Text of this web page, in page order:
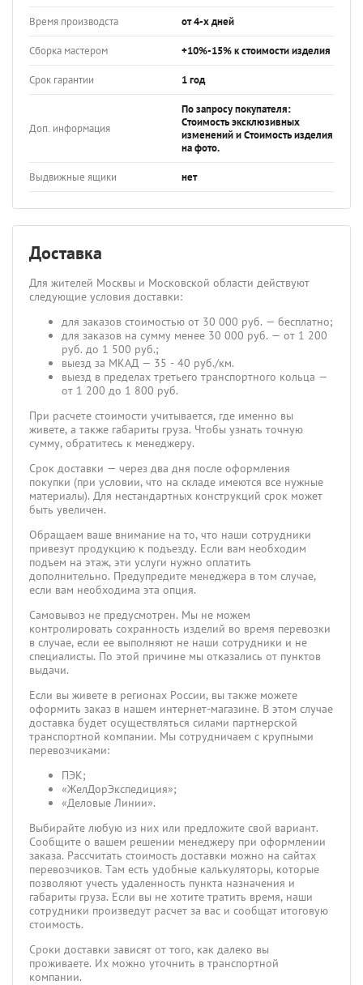
Время производста от 4-х дней
Сборка мастером +10%-15% к стоимости изделия
Срок гарантии 1 год
Доп. информация
По запросу покупателя:
Стоимость эксклюзивных
изменений и Стоимость изделия
на фото.
Выдвижные ящики нет
Доставка
Для жителей Москвы и Московской области действуют
следующие условия доставки:
для заказов стоимостью от 30 000 руб. — бесплатно;
для заказов на сумму менее 30 000 руб. — от 1 200
руб. до 1 500 руб.;
выезд за МКАД — 35 - 40 руб./км.
выезд в пределах третьего транспортного кольца —
от 1 200 до 1 800 руб.
При расчете стоимости учитывается, где именно вы
живете, а также габариты груза. Чтобы узнать точную
сумму, обратитесь к менеджеру.
Срок доставки — через два дня после оформления
покупки (при условии, что на складе имеются все нужные
материалы). Для нестандартных конструкций срок может
быть увеличен.
Обращаем ваше внимание на то, что наши сотрудники
привезут продукцию к подъезду. Если вам необходим
подъем на этаж, эти услуги нужно оплатить
дополнительно. Предупредите менеджера в том случае,
если вам необходима эта опция.
Самовывоз не предусмотрен. Мы не можем
контролировать сохранность изделий во время перевозки
в случае, если ее выполняют не наши сотрудники и не
специалисты. По этой причине мы отказались от пунктов
выдачи.
Если вы живете в регионах России, вы также можете
оформить заказ в нашем интернет-магазине. В этом случае
доставка будет осуществляться силами партнерской
транспортной компании. Мы сотрудничаем с крупными
перевозчиками:
ПЭК;
«ЖелДорЭкспедиция»;
«Деловые Линии».
Выбирайте любую из них или предложите свой вариант.
Сообщите о вашем решении менеджеру при оформлении
заказа. Рассчитать стоимость доставки можно на сайтах
перевозчиков. Там есть удобные калькуляторы, которые
позволяют учесть удаленность пункта назначения и
габариты груза. Если вы не хотите тратить время, наши
сотрудники произведут расчет за вас и сообщат итоговую
стоимость.
Сроки доставки зависят от того, как далеко вы
проживаете. Их можно уточнить в транспортной
компании.